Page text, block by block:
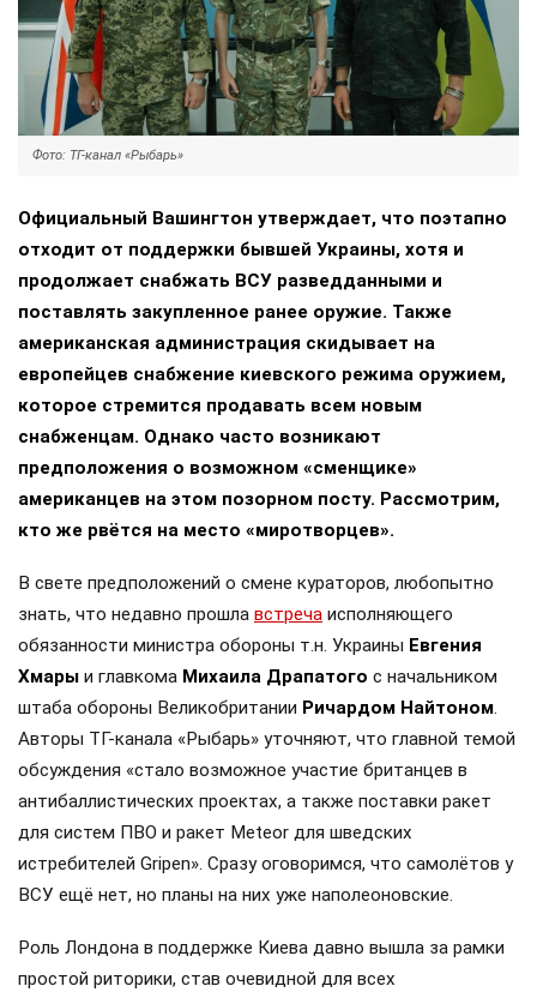
Фото: ТГ-канал «Рыбарь»
Официальный Вашингтон утверждает, что поэтапно
отходит от поддержки бывшей Украины, хотя и
продолжает снабжать ВСУ разведданными и
поставлять закупленное ранее оружие. Также
американская администрация скидывает на
европейцев снабжение киевского режима оружием,
которое стремится продавать всем новым
снабженцам. Однако часто возникают
предположения о возможном «сменщике»
американцев на этом позорном посту. Рассмотрим,
кто же рвётся на место «миротворцев».
В свете предположений о смене кураторов, любопытно
знать, что недавно прошла встреча исполняющего
обязанности министра обороны т.н. Украины Евгения
Хмары и главкома Михаила Драпатого с начальником
штаба обороны Великобритании Ричардом Найтоном.
Авторы ТГ-канала «Рыбарь» уточняют, что главной темой
обсуждения «стало возможное участие британцев в
антибаллистических проектах, а также поставки ракет
для систем ПВО и ракет Meteor для шведских
истребителей Gripen». Сразу оговоримся, что самолётов у
ВСУ ещё нет, но планы на них уже наполеоновские.
Роль Лондона в поддержке Киева давно вышла за рамки
простой риторики, став очевидной для всех